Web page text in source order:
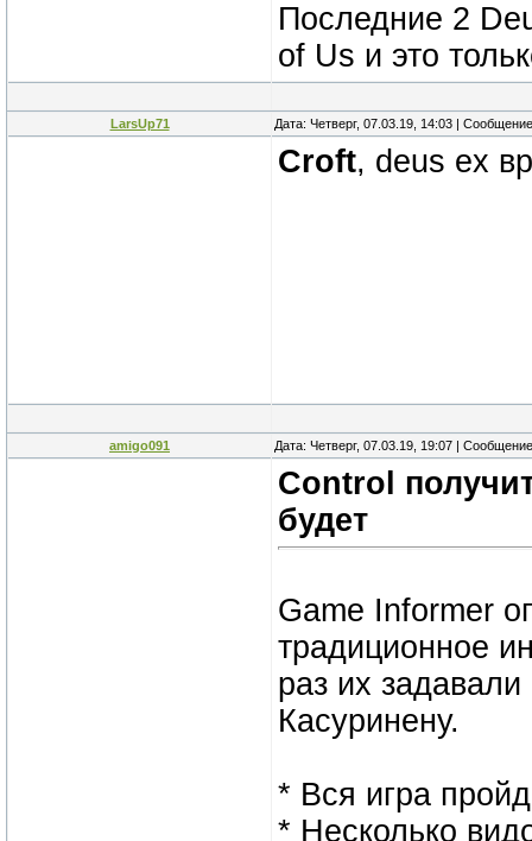
Последние 2
of Us и это
LarsUp71 Дата: Четверг, 07.03.19, 14:03 |
Croft, deus ex
amigo091 Дата: Четверг, 07.03.19, 19:07 |
Control
будет
Game Informer
традиционное
раз их
Касуринену.
* Вся игра
* Несколько